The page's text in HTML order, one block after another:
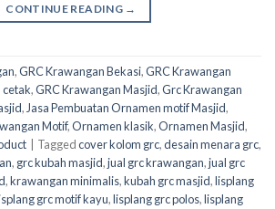
CONTINUE READING →
,GRC Krawangan Bekasi,GRC Krawangan
cetak,GRC Krawangan Masjid,Grc Krawangan
, Jasa Pembuatan Ornamen motif Masjid,
Motif,Ornamen klasik,Ornamen Masjid,
Taggedcover kolom grc,desain menara grc,
, grc kubah masjid,jual grc krawangan,jual grc
,krawangan minimalis,kubah grc masjid,lisplang
grc motif kayu,lisplang grc polos,lisplang